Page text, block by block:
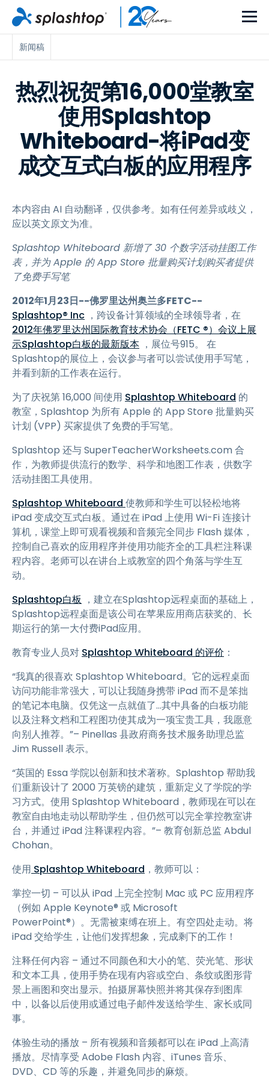
新闻稿
热烈祝贺第16,000堂教室
使用Splashtop
Whiteboard-将iPad变
成交互式白板的应用程序
本内容由 AI 自动翻译，仅供参考。如有任何差异或歧义，
应以英文原文为准。
Splashtop Whiteboard 新增了 30 个数字活动挂图工作
表，并为 Apple 的 App Store 批量购买计划购买者提供
了免费手写笔
2012年1月23日--佛罗里达州奥兰多FETC--
Splashtop® Inc ，跨设备计算领域的全球领导者，在
2012年佛罗里达州国际教育技术协会（FETC ®）会议上展
示Splashtop白板的最新版本 ，展位号915。 在
Splashtop的展位上，会议参与者可以尝试使用手写笔，
并看到新的工作表在运行。
为了庆祝第 16,000 间使用 Splashtop Whiteboard 的
教室，Splashtop 为所有 Apple 的 App Store 批量购买
计划 (VPP) 买家提供了免费的手写笔。
Splashtop 还与 SuperTeacherWorksheets.com 合
作，为教师提供流行的数学、科学和地图工作表，供数字
活动挂图工具使用。
Splashtop Whiteboard 使教师和学生可以轻松地将
iPad 变成交互式白板。通过在 iPad 上使用 Wi-Fi 连接计
算机，课堂上即可观看视频和音频完全同步 Flash 媒体，
控制自己喜欢的应用程序并使用功能齐全的工具栏注释课
程内容。老师可以在讲台上或教室的四个角落与学生互
动。
Splashtop白板 ，建立在Splashtop远程桌面的基础上，
Splashtop远程桌面是该公司在苹果应用商店获奖的、长
期运行的第一大付费iPad应用。
教育专业人员对 Splashtop Whiteboard 的评价 ：
“我真的很喜欢 Splashtop Whiteboard。它的远程桌面
访问功能非常强大，可以让我随身携带 iPad 而不是笨拙
的笔记本电脑。仅凭这一点就值了…其中具备的白板功能
以及注释文档和工程图功使其成为一项宝贵工具，我愿意
向别人推荐。”– Pinellas 县政府商务技术服务助理总监
Jim Russell 表示。
“英国的 Essa 学院以创新和技术著称。Splashtop 帮助我
们重新设计了 2000 万英镑的建筑，重新定义了学院的学
习方式。使用 Splashtop Whiteboard，教师现在可以在
教室自由地走动以帮助学生，但仍然可以完全掌控教室讲
台，并通过 iPad 注释课程内容。”– 教育创新总监 Abdul
Chohan。
使用 Splashtop Whiteboard ，教师可以：
掌控一切 – 可以从 iPad 上完全控制 Mac 或 PC 应用程序
（例如 Apple Keynote® 或 Microsoft
PowerPoint®）。无需被束缚在班上。有空四处走动。将
iPad 交给学生，让他们发挥想象，完成剩下的工作！
注释任何内容 – 通过不同颜色和大小的笔、荧光笔、形状
和文本工具，使用手势在现有内容或空白、条纹或图形背
景上画图和突出显示。拍摄屏幕快照并将其保存到图库
中，以备以后使用或通过电子邮件发送给学生、家长或同
事。
体验生动的播放 – 所有视频和音频都可以在 iPad 上高清
播放。尽情享受 Adobe Flash 内容、iTunes 音乐、
DVD、CD 等的乐趣，并避免同步的麻烦。